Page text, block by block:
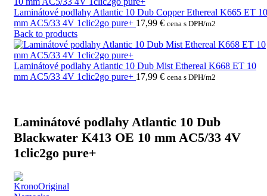
Laminátové podlahy Atlantic 10 Dub Copper Ethereal K665 ET 10
mm AC5/33 4V 1clic2go pure+ 17,99 € cena s DPH/m2
Back to products
Laminátové podlahy Atlantic 10 Dub Mist Ethereal K668 ET 10
mm AC5/33 4V 1clic2go pure+ 17,99 € cena s DPH/m2
Laminátové podlahy Atlantic 10 Dub
Blackwater K413 OE 10 mm AC5/33 4V
1clic2go pure+